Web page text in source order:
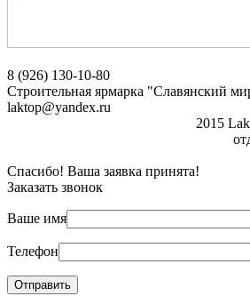
8 (926) 130-10-80
Строительная ярмарка "Славянский
laktop@yandex.ru
2015
Спасибо! Ваша заявка принята!
Заказать звонок
Ваше имя
Телефон